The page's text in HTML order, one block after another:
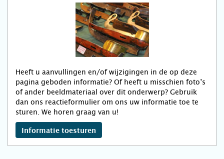
Heeft u aanvullingen en/of wijzigingen in de op deze
pagina geboden informatie? Of heeft u misschien foto’s
of ander beeldmateriaal over dit onderwerp? Gebruik
dan ons reactieformulier om ons uw informatie toe te
sturen. We horen graag van u!
Informatie toesturen